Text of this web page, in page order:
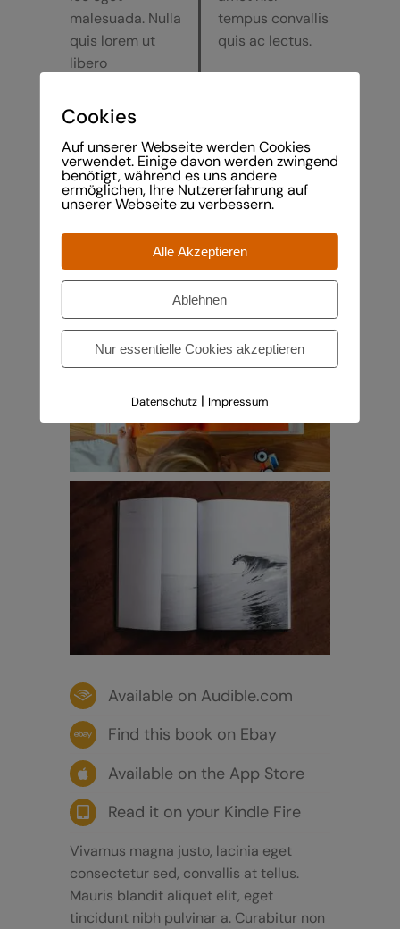
malesuada. Nulla
quis lorem ut
libero
tempus convallis
quis ac lectus.
Available on Audible.com
Find this book on Ebay
Available on the App Store
Read it on your Kindle Fire
Vivamus magna justo, lacinia eget
consectetur sed, convallis at tellus.
Mauris blandit aliquet elit, eget
tincidunt nibh pulvinar a. Curabitur non
Cookies
Auf unserer Webseite werden Cookies
verwendet. Einige davon werden zwingend
benötigt, während es uns andere
ermöglichen, Ihre Nutzererfahrung auf
unserer Webseite zu verbessern.
Alle Akzeptieren
Ablehnen
Nur essentielle Cookies akzeptieren
Datenschutz| Impressum